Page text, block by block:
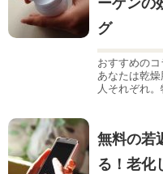
ーゲンの
グ
おすすめの
あなたは乾
人それぞれ
無料の若
る！老化